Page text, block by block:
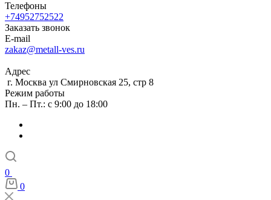
Телефоны
+74952752522
Заказать звонок
E-mail
zakaz@metall-ves.ru
Адрес
г. Москва ул Смирновская 25, стр 8
Режим работы
Пн. – Пт.: с 9:00 до 18:00
0
0